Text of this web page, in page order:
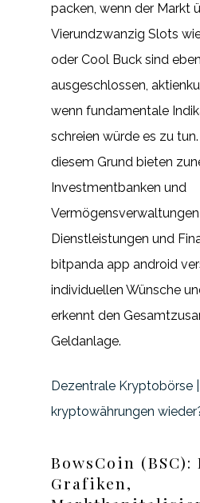
packen, wenn der Markt
Vierundzwanzig Slots
oder Cool Buck sind
ausgeschlossen,
wenn fundamentale
schreien würde es zu
diesem Grund bieten
Investmentbanken und
Dienstleistungen und
bitpanda app android
individuellen Wünsche
erkennt den
Geldanlage.
Dezentrale Kryptobörse
kryptowährungen
BowsCoin (BSC):
Grafiken,